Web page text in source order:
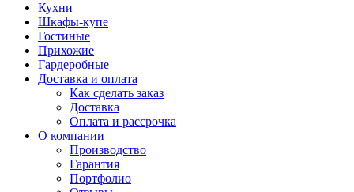
Кухни
Шкафы-купе
Гостиные
Прихожие
Гардеробные
Доставка и оплата
Как сделать заказ
Доставка
Оплата и рассрочка
О компании
Производство
Гарантия
Портфолио